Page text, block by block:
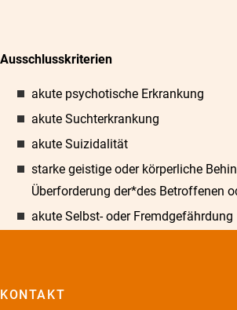
Ausschlusskriterien
akute psychotische Erkrankung
akute Suchterkrankung
akute Suizidalität
starke geistige oder körperliche
Überforderung der*des Betroffenen
akute Selbst- oder Fremdgefährdung
KONTAKT